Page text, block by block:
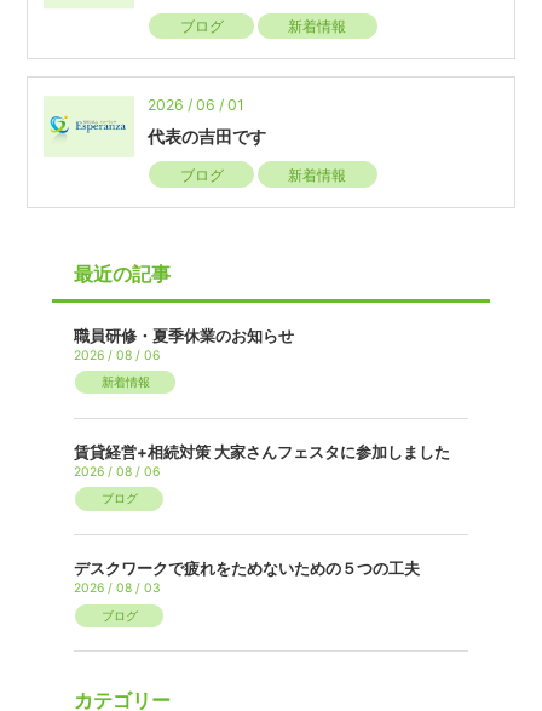
ブログ 新着情報
2026 / 06 / 01
代表の吉田です
ブログ 新着情報
最近の記事
職員研修・夏季休業のお知らせ
2026 / 08 / 06
新着情報
賃貸経営+相続対策 大家さんフェスタに参加しました
2026 / 08 / 06
ブログ
デスクワークで疲れをためないための５つの工夫
2026 / 08 / 03
ブログ
カテゴリー